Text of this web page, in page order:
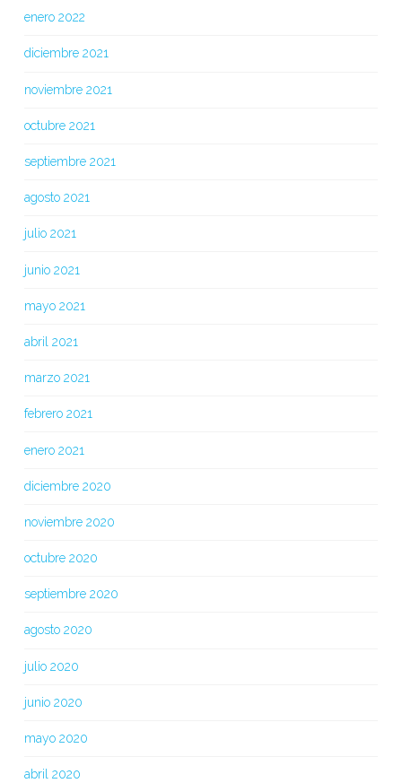
enero 2022
diciembre 2021
noviembre 2021
octubre 2021
septiembre 2021
agosto 2021
julio 2021
junio 2021
mayo 2021
abril 2021
marzo 2021
febrero 2021
enero 2021
diciembre 2020
noviembre 2020
octubre 2020
septiembre 2020
agosto 2020
julio 2020
junio 2020
mayo 2020
abril 2020